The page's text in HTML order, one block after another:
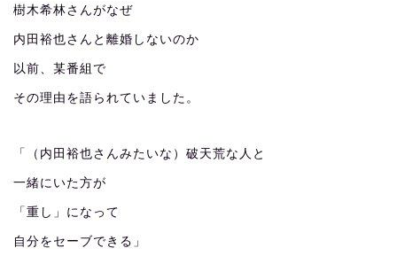
樹木希林さんがなぜ
内田裕也さんと離婚しないのか
以前、某番組で
その理由を語られていました。
「（内田裕也さんみたいな）破天荒な人と
一緒にいた方が
「重し」になって
自分をセーブできる」